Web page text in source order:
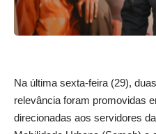
Na última sexta-feira (29),
relevância foram promovidas
direcionadas aos servidores